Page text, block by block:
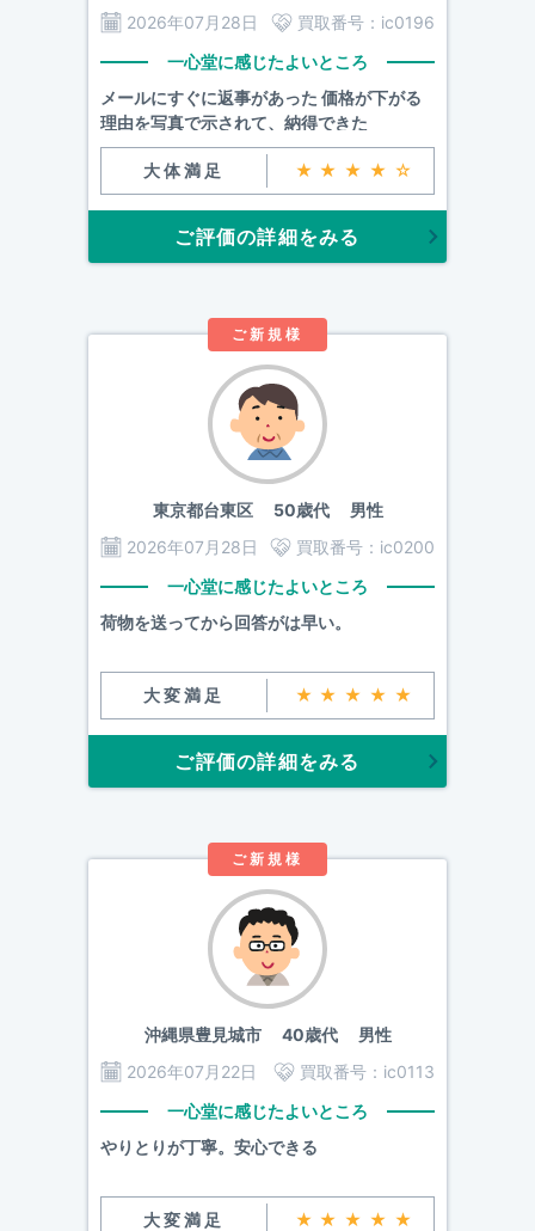
2026年07月28日
買取番号： ic0196
一心堂に感じたよいところ
メールにすぐに返事があった 価格が下がる
理由を写真で示されて、納得できた
大体満足 ★★★★☆
ご評価の詳細をみる
ご新規様
東京都台東区50歳代 男性
2026年07月28日
買取番号： ic0200
一心堂に感じたよいところ
荷物を送ってから回答がは早い。
大変満足 ★★★★★
ご評価の詳細をみる
ご新規様
沖縄県豊見城市40歳代 男性
2026年07月22日
買取番号： ic0113
一心堂に感じたよいところ
やりとりが丁寧。安心できる
大変満足 ★★★★★